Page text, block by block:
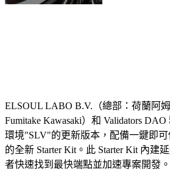
ELSOUL LABO B.V.（總部：荷蘭阿
Fumitake Kawasaki）和 Validators
環境"SLV"的更新版本，配備一鍵即可
的全新 Starter Kit。此 Starter Kit 內建
者快速找到最快端點並加速專案開發。